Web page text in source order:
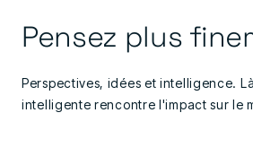
Pensez plus
Perspectives, idées et intelligence.
intelligente rencontre l'impact sur le